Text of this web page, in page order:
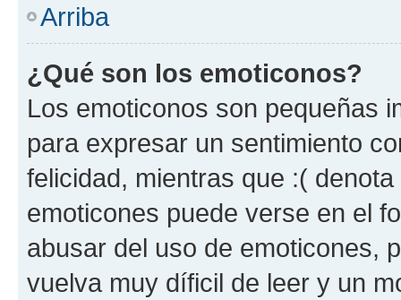
Arriba
¿Qué son los emoticonos?
Los emoticonos son pequeñas
para expresar un sentimiento
felicidad, mientras que :(
emoticones puede verse en el
abusar del uso de emoticones,
vuelva muy díficil de leer y un